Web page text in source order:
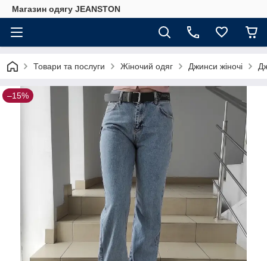
Магазин одягу JEANSTON
Товари та послуги Жіночий одяг Джинси жіночі
–15%